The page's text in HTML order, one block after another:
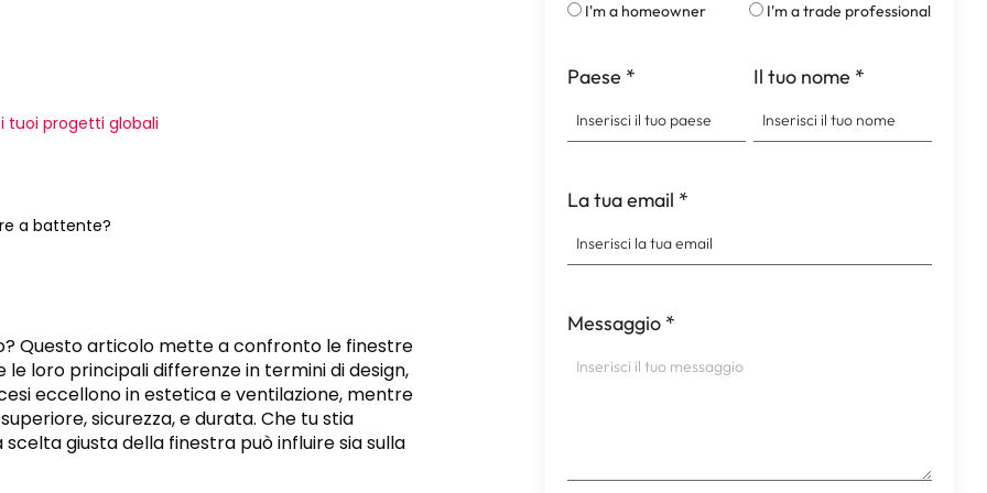
tuoi progetti globali
a battente?
Questo articolo mette a confronto le finestre
loro principali differenze in termini di design,
eccellono in estetica e ventilazione, mentre
sicurezza, e durata. Che tu stia
giusta della finestra può influire sia sulla
I'm a homeowner I'm a trade professional
Paese * Il tuo nome *
La tua email *
Messaggio *